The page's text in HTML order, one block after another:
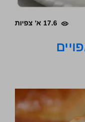
17.6 א' צפיות